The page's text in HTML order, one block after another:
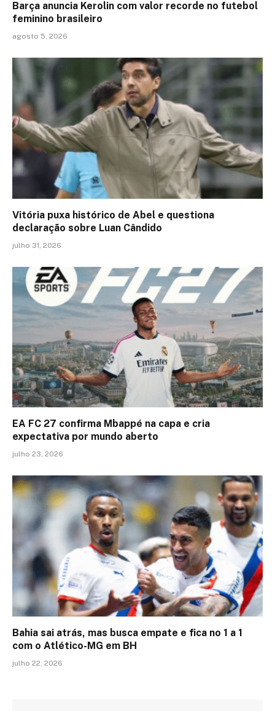
Barça anuncia Kerolin com valor recorde no futebol
feminino brasileiro
agosto 5, 2026
Vitória puxa histórico de Abel e questiona
declaração sobre Luan Cândido
julho 31, 2026
EA FC 27 confirma Mbappé na capa e cria
expectativa por mundo aberto
julho 23, 2026
Bahia sai atrás, mas busca empate e fica no 1 a 1
com o Atlético-MG em BH
julho 22, 2026